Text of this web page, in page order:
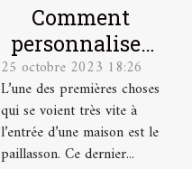
Comment
personnaliser
votre
paillasson ?
25 octobre 2023 18:26
L’une des premières choses
qui se voient très vite à
l’entrée d’une maison est le
paillasson. Ce dernier...